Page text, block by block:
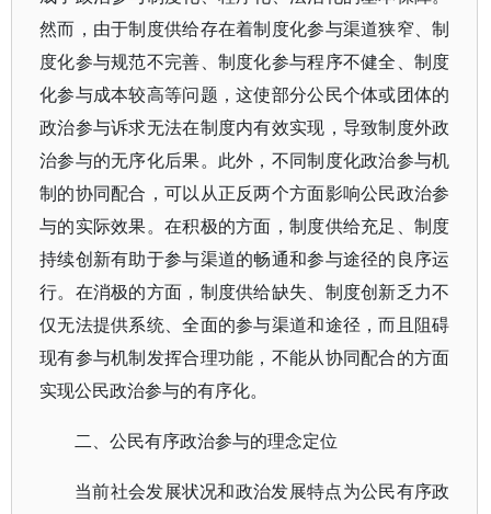
然而，由于制度供给存在着制度化参与渠道狭窄、制
度化参与规范不完善、制度化参与程序不健全、制度
化参与成本较高等问题，这使部分公民个体或团体的
政治参与诉求无法在制度内有效实现，导致制度外政
治参与的无序化后果。此外，不同制度化政治参与机
制的协同配合，可以从正反两个方面影响公民政治参
与的实际效果。在积极的方面，制度供给充足、制度
持续创新有助于参与渠道的畅通和参与途径的良序运
行。在消极的方面，制度供给缺失、制度创新乏力不
仅无法提供系统、全面的参与渠道和途径，而且阻碍
现有参与机制发挥合理功能，不能从协同配合的方面
实现公民政治参与的有序化。
二、公民有序政治参与的理念定位
当前社会发展状况和政治发展特点为公民有序政